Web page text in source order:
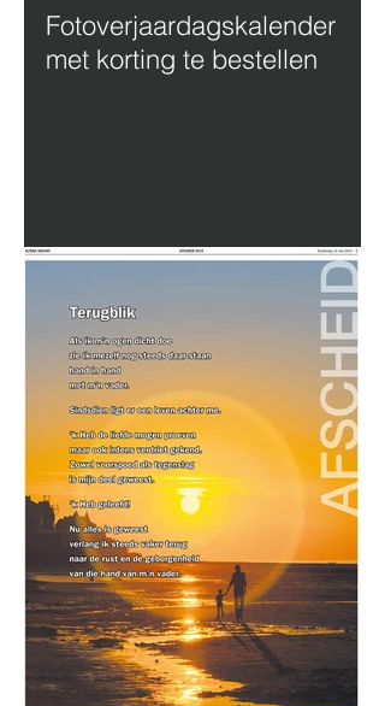
Fotoverjaardagskalender
met korting te bestellen